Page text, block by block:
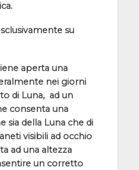
su
aperta una
nei giorni
di Luna, ad un
consenta una
sia della Luna che di
visibili ad occhio
ad una altezza
un corretto